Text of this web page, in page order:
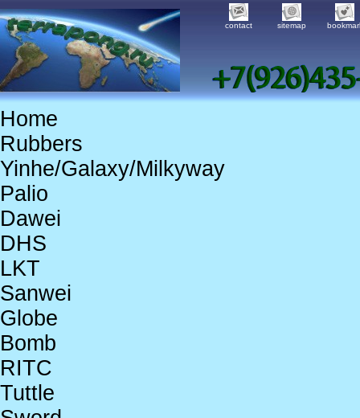
contact sitemap
Home
Rubbers
Yinhe/Galaxy/Milkyway
Palio
Dawei
DHS
LKT
Sanwei
Globe
Bomb
RITC
Tuttle